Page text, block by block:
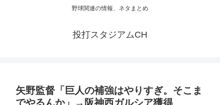
野球関連の情報、ネタまとめ
投打スタジアムCH
矢野監督「巨人の補強はやりすぎ。そこま
でやるんか」→阪神西ガルシア獲得